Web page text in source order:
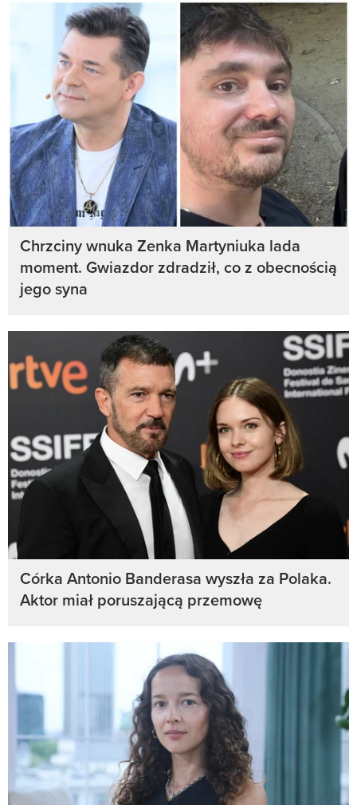
Chrzciny wnuka Zenka Martyniuka lada
moment. Gwiazdor zdradził, co z obecnością
jego syna
Córka Antonio Banderasa wyszła za Polaka.
Aktor miał poruszającą przemowę